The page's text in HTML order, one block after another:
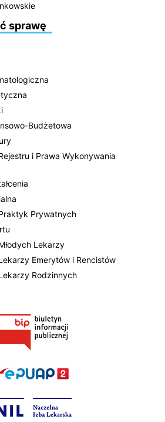
sprawę
Budżetowa
i Prawa Wykonywania
Prywatnych
Lekarzy
Emerytów i Rencistów
Rodzinnych